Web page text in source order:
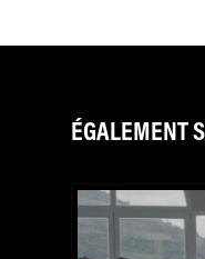
ÉGALEMENT